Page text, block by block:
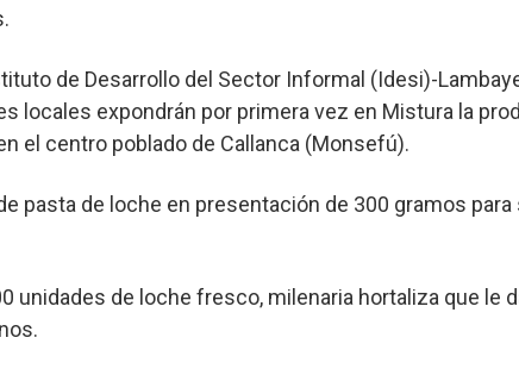
de Desarrollo del Sector Informal (Idesi)-
locales expondrán por primera vez en Mistura la
el centro poblado de Callanca (Monsefú).
pasta de loche en presentación de 300 gramos
unidades de loche fresco, milenaria hortaliza que le